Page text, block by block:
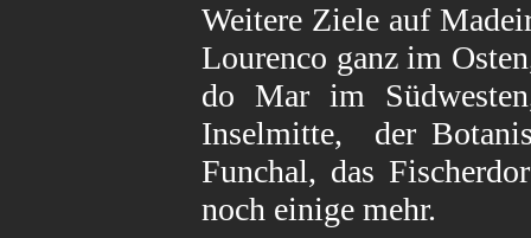
Weitere Ziele auf
Lourenco ganz im
do Mar im
Inselmitte, der
Funchal, das
noch einige mehr.